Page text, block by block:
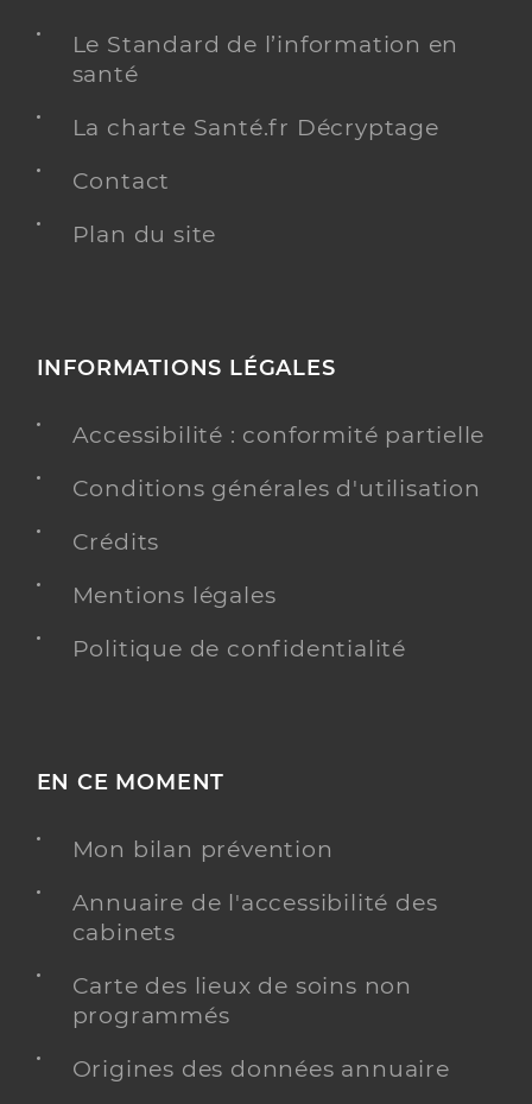
Le Standard de l’information en
santé
La charte Santé.fr Décryptage
Contact
Plan du site
INFORMATIONS LÉGALES
Accessibilité : conformité partielle
Conditions générales d'utilisation
Crédits
Mentions légales
Politique de confidentialité
EN CE MOMENT
Mon bilan prévention
Annuaire de l'accessibilité des
cabinets
Carte des lieux de soins non
programmés
Origines des données annuaire